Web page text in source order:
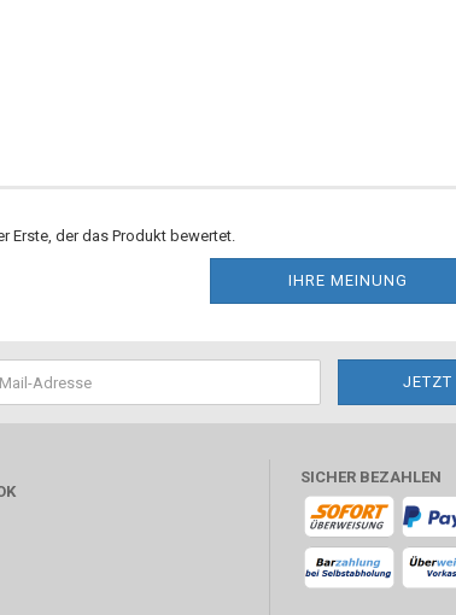
Erste, der das Produkt bewertet.
IHRE MEINUNG
SICHER BEZAHLEN